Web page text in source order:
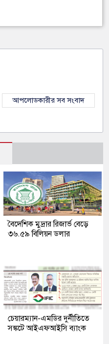
আপলোডকারীর সব সংবাদ
বৈদেশিক মুদ্রার রিজার্ভ বেড়ে
৩৬.৫৯ বিলিয়ন ডলার
চেয়ারম্যান-এমডির দুর্নীতিতে
সঙ্কটে আইএফআইসি ব্যাংক